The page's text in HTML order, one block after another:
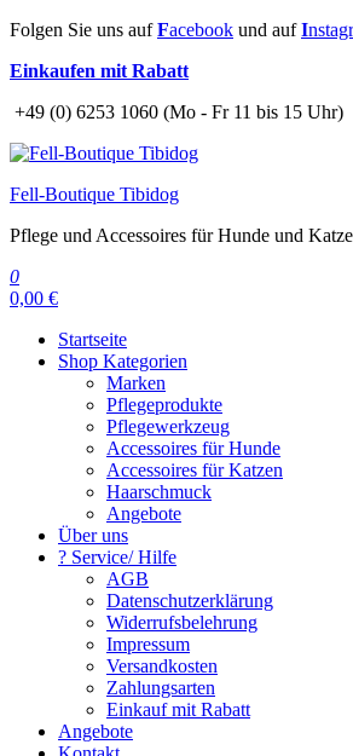
Zum
springen
Folgen Sie uns aufFacebook und aufI
Einkaufen mit Rabatt
+49 (0) 6253 1060 (Mo - Fr 11 bis 15 Uhr)
Fell-Boutique Tibidog
Pflege und Accessoires für Hunde und
0
0,00 €
Startseite
Shop Kategorien
Marken
Pflegeprodukte
Pflegewerkzeug
Accessoires für Hunde
Accessoires für Katzen
Haarschmuck
Angebote
Über uns
? Service/ Hilfe
AGB
Datenschutzerklärung
Widerrufsbelehrung
Impressum
Versandkosten
Zahlungsarten
Einkauf mit Rabatt
Angebote